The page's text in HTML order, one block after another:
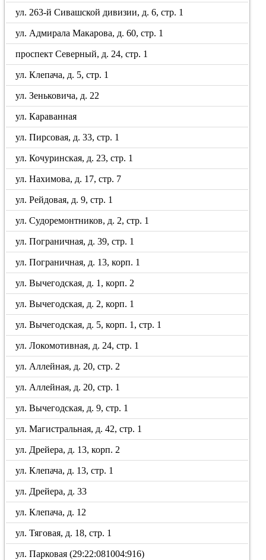
ул. 263-й Сивашской дивизии, д. 6, стр. 1
ул. Адмирала Макарова, д. 60, стр. 1
проспект Северный, д. 24, стр. 1
ул. Клепача, д. 5, стр. 1
ул. Зеньковича, д. 22
ул. Караванная
ул. Пирсовая, д. 33, стр. 1
ул. Кочуринская, д. 23, стр. 1
ул. Нахимова, д. 17, стр. 7
ул. Рейдовая, д. 9, стр. 1
ул. Судоремонтников, д. 2, стр. 1
ул. Пограничная, д. 39, стр. 1
ул. Пограничная, д. 13, корп. 1
ул. Вычегодская, д. 1, корп. 2
ул. Вычегодская, д. 2, корп. 1
ул. Вычегодская, д. 5, корп. 1, стр. 1
ул. Локомотивная, д. 24, стр. 1
ул. Аллейная, д. 20, стр. 2
ул. Аллейная, д. 20, стр. 1
ул. Вычегодская, д. 9, стр. 1
ул. Магистральная, д. 42, стр. 1
ул. Дрейера, д. 13, корп. 2
ул. Клепача, д. 13, стр. 1
ул. Дрейера, д. 33
ул. Клепача, д. 12
ул. Тяговая, д. 18, стр. 1
ул. Парковая (29:22:081004:916)